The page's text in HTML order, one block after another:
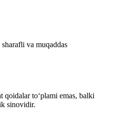
va muqaddas
to‘plami emas, balki
sinovidir.